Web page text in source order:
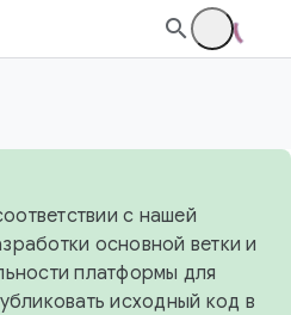
с нашей
основной ветки и
платформы для
исходный код в